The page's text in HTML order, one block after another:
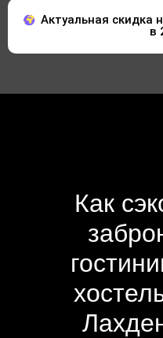
Актуальная скидка
в
Как